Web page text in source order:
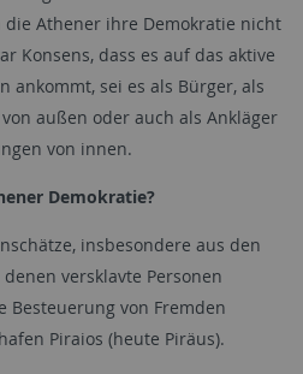
Athener ihre Demokratie nicht
Konsens, dass es auf das aktive
ankommt, sei es als Bürger, als
außen oder auch als Ankläger
von innen.
Demokratie?
insbesondere aus den
versklavte Personen
Besteuerung von Fremden
Piraios (heute Piräus).